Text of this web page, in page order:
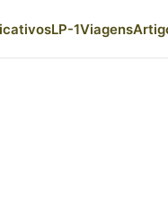
LP-1Viagens